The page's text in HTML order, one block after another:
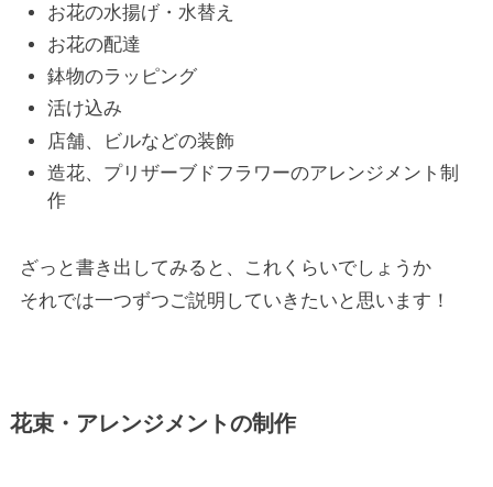
お花の水揚げ・水替え
お花の配達
鉢物のラッピング
活け込み
店舗、ビルなどの装飾
造花、プリザーブドフラワーのアレンジメント制
作
ざっと書き出してみると、これくらいでしょうか
それでは一つずつご説明していきたいと思います！
花束・アレンジメントの制作